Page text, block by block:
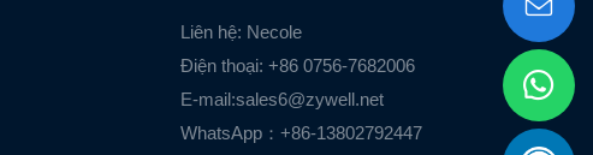
Liên hệ: Necole
Điện thoại: +86 0756-7682006
E-mail:sales6@zywell.net
WhatsApp：+86-13802792447